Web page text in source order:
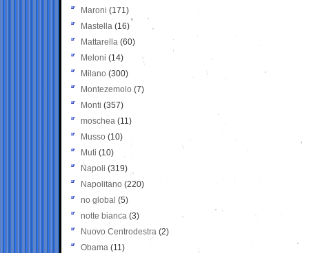
Maroni (171)
Mastella (16)
Mattarella (60)
Meloni (14)
Milano (300)
Montezemolo (7)
Monti (357)
moschea (11)
Musso (10)
Muti (10)
Napoli (319)
Napolitano (220)
no global (5)
notte bianca (3)
Nuovo Centrodestra (2)
Obama (11)